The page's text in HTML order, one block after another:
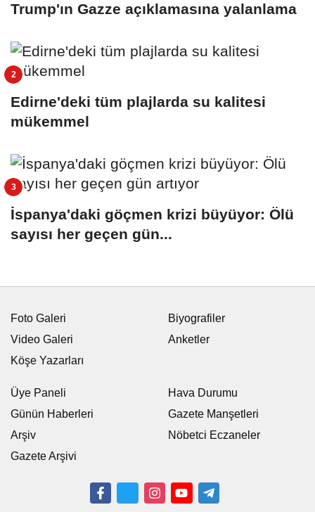
Trump'ın Gazze açıklamasına yalanlama
Edirne'deki tüm plajlarda su kalitesi
mükemmel
İspanya'daki göçmen krizi büyüyor: Ölü
sayısı her geçen gün...
Foto Galeri
Video Galeri
Köşe Yazarları
Biyografiler
Anketler
Üye Paneli
Günün Haberleri
Arşiv
Gazete Arşivi
Hava Durumu
Gazete Manşetleri
Nöbetci Eczaneler